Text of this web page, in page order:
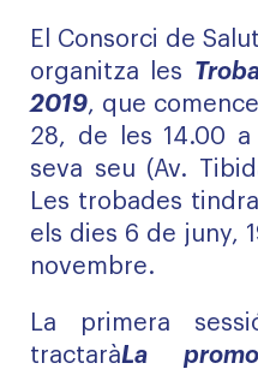
El Consorci de
organitza les
2019, que
28, de les 14.00
seva seu (Av.
Les trobades
els dies 6 de juny,
novembre.
La primera
tractaràLa